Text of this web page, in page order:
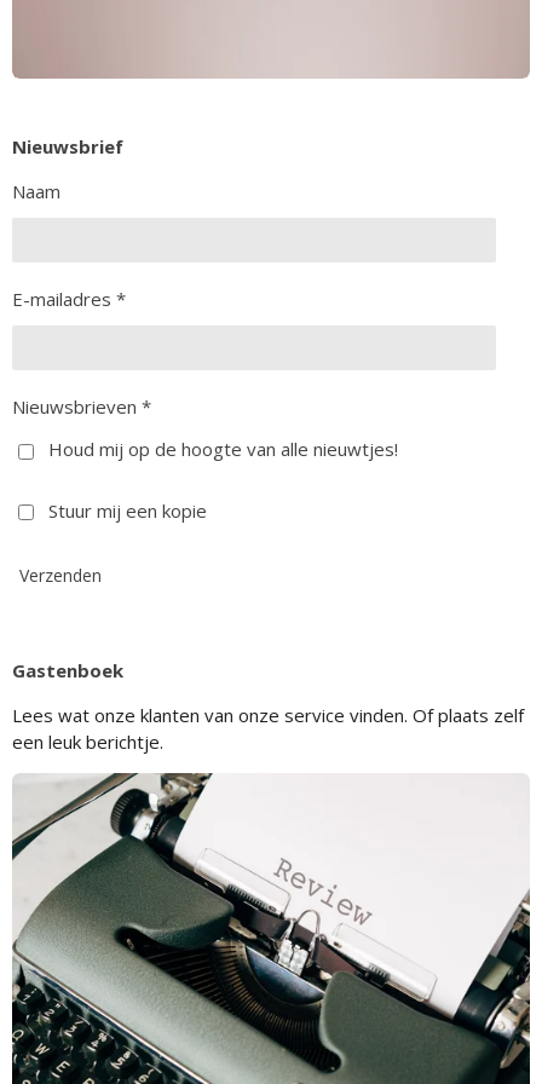
Nieuwsbrief
Naam
E-mailadres *
Nieuwsbrieven *
Houd mij op de hoogte van alle nieuwtjes!
Stuur mij een kopie
Verzenden
Gastenboek
Lees wat onze klanten van onze service vinden. Of plaats zelf
een leuk berichtje.